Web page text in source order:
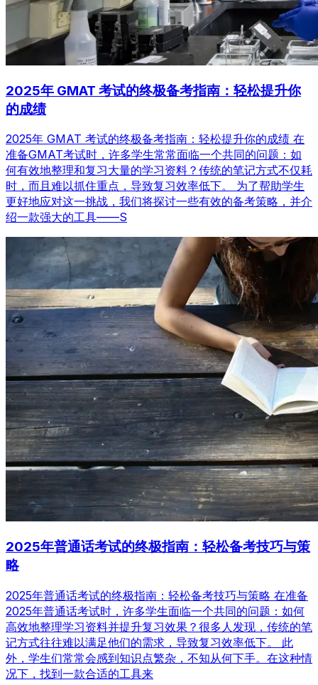
2025年 GMAT 考试的终极备考指南：轻松提升你
的成绩
2025年 GMAT 考试的终极备考指南：轻松提升你的成绩 在
准备GMAT考试时，许多学生常常面临一个共同的问题：如
何有效地整理和复习大量的学习资料？传统的笔记方式不仅耗
时，而且难以抓住重点，导致复习效率低下。 为了帮助学生
更好地应对这一挑战，我们将探讨一些有效的备考策略，并介
绍一款强大的工具——S
2025年普通话考试的终极指南：轻松备考技巧与策
略
2025年普通话考试的终极指南：轻松备考技巧与策略 在准备
2025年普通话考试时，许多学生面临一个共同的问题：如何
高效地整理学习资料并提升复习效果？很多人发现，传统的笔
记方式往往难以满足他们的需求，导致复习效率低下。 此
外，学生们常常会感到知识点繁杂，不知从何下手。在这种情
况下，找到一款合适的工具来